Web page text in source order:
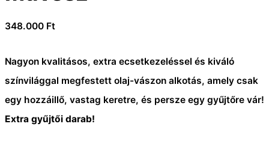
348.000 Ft
Nagyon kvalitásos, extra ecsetkezeléssel és kiváló
színvilággal megfestett olaj-vászon alkotás, amely csak
egy hozzáillő, vastag keretre, és persze egy gyűjtőre vár!
Extra gyűjtői darab!